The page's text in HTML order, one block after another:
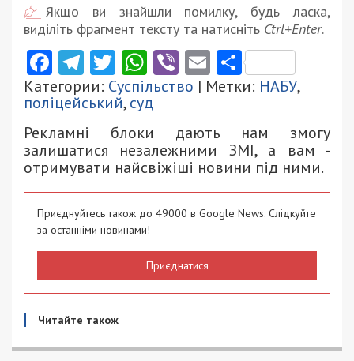
Якщо ви знайшли помилку, будь ласка,
виділіть фрагмент тексту та натисніть Ctrl+Enter.
Facebook
Telegram
Twitter
WhatsApp
ViberEmail
Категории: Суспільство | Метки: НАБУ,
поліцейський,суд
Рекламні блоки дають нам змогу
залишатися незалежними ЗМІ, а вам -
отримувати найсвіжіші новини під ними.
Приєднуйтесь також до 49000 в Google News. Слідкуйте
за останніми новинами!
Приєднатися
Читайте також